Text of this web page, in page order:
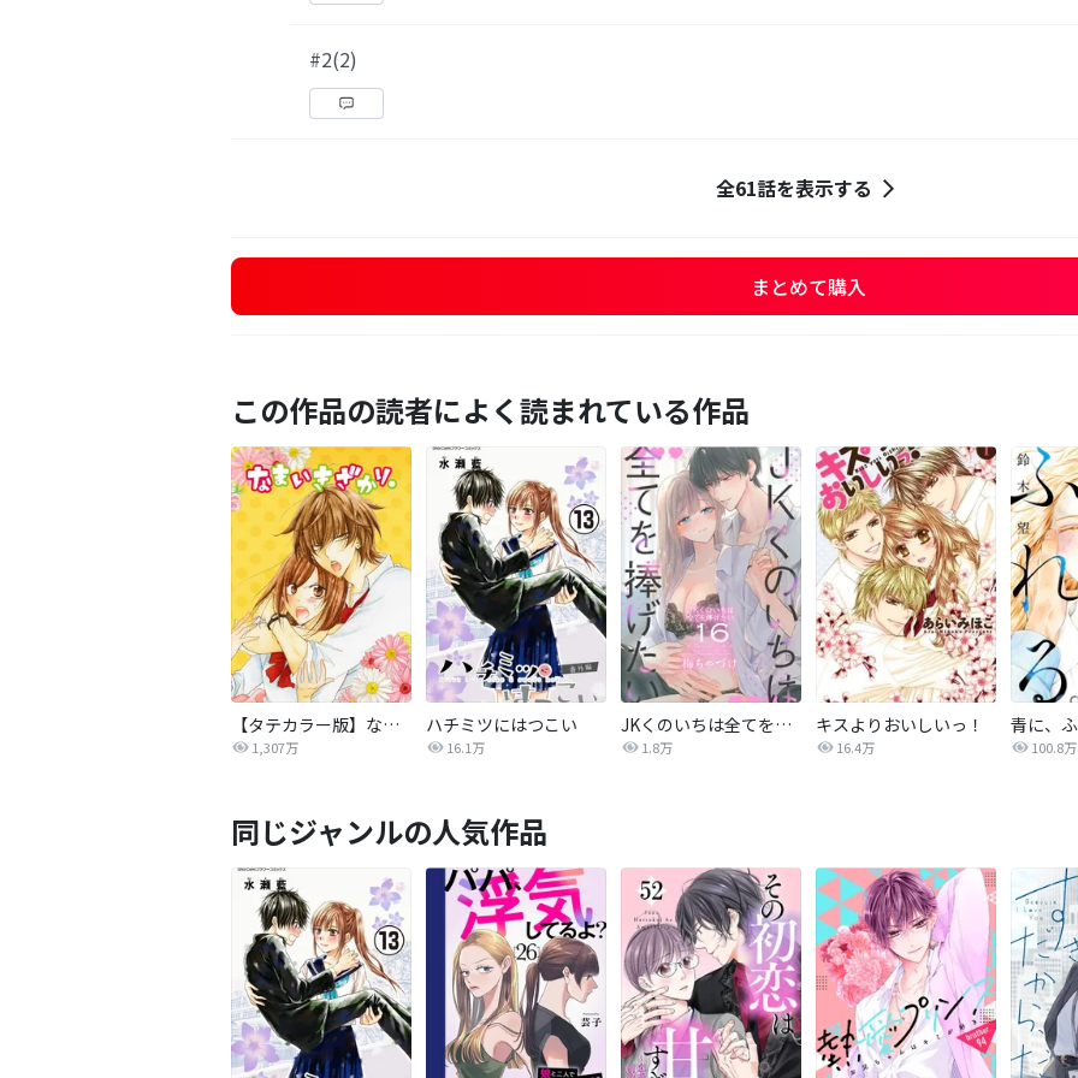
#2(2)
全61話を表示する
まとめて購入
この作品の読者によく読まれている作品
【タテカラー版】なまいきざかり。
1,307万
ハチミツにはつこい
16.1万
JKくのいちは全てを捧げたい
1.8万
キスよりおいしいっ！
16.4万
青に、
100.8万
同じジャンルの人気作品